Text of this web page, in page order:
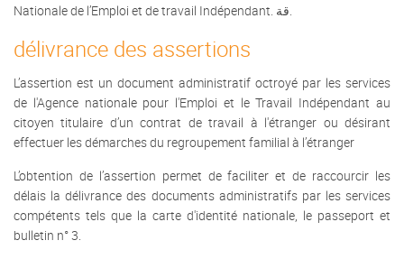
Nationale de l’Emploi et de travail Indépendant. قة.
délivrance des assertions
L’assertion est un document administratif octroyé par les services
de l'Agence nationale pour l'Emploi et le Travail Indépendant au
citoyen titulaire d’un contrat de travail à l'étranger ou désirant
effectuer les démarches du regroupement familial à l’étranger
L’obtention de l’assertion permet de faciliter et de raccourcir les
délais la délivrance des documents administratifs par les services
compétents tels que la carte d'identité nationale, le passeport et
bulletin n° 3.